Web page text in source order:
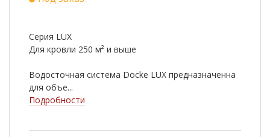
Серия LUX
Для кровли 250 м² и выше
Водосточная система Docke LUX предназначенна
для объе...
Подробности